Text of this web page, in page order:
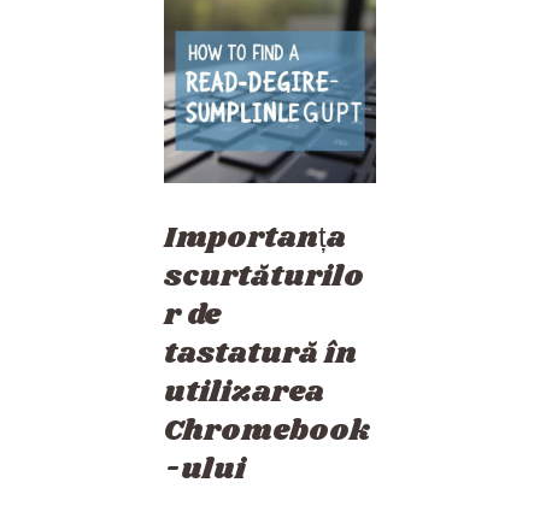
Importanța
scurtăturilo
r de
tastatură în
utilizarea
Chromebook
-ului